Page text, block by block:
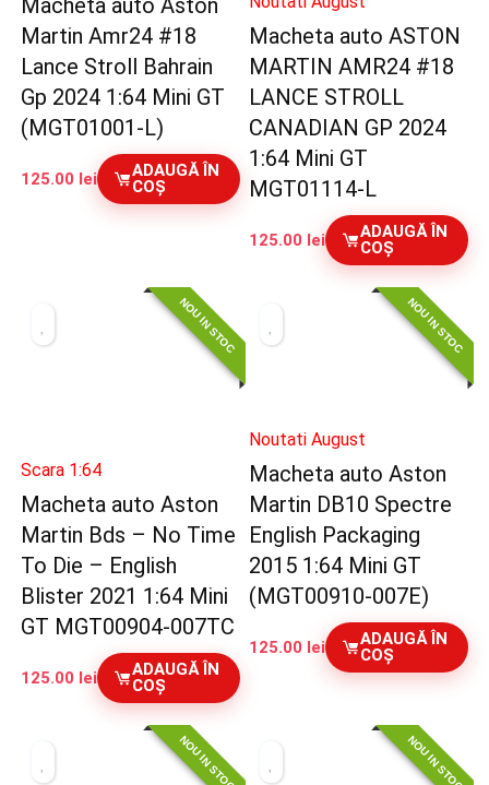
Macheta auto Aston
Martin Amr24 #18
Lance Stroll Bahrain
Gp 2024 1:64 Mini GT
(MGT01001-L)
125.00 lei
ADAUGĂ ÎN
COȘ
Macheta auto ASTON
MARTIN AMR24 #18
LANCE STROLL
CANADIAN GP 2024
1:64 Mini GT
MGT01114-L
125.00 lei
ADAUGĂ ÎN
COȘ
NOU IN STOC
Scara 1:64
Macheta auto Aston
Martin Bds – No Time
To Die – English
Blister 2021 1:64 Mini
GT MGT00904-007TC
125.00 lei
ADAUGĂ ÎN
COȘ
NOU IN STOC
Noutati August
Macheta auto Aston
Martin DB10 Spectre
English Packaging
2015 1:64 Mini GT
(MGT00910-007E)
125.00 lei
ADAUGĂ ÎN
COȘ
NOU IN STOC NOU IN STOC